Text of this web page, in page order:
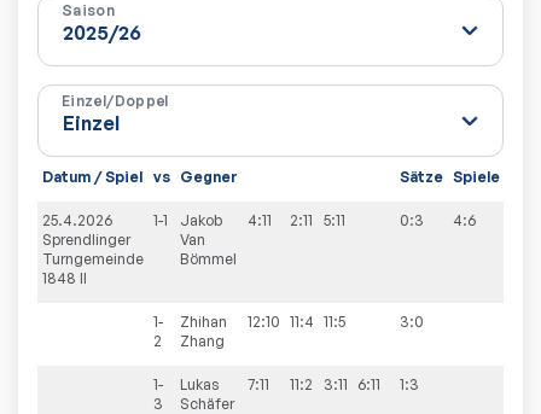
Saison
Einzel/Doppel
Datum / Spiel vs Gegner Sätze Spiele
25.4.2026
Sprendlinger
Turngemeinde
1848 II
1-1
Jakob
Van
Bömmel
4:11 2:11 5:11 0:3 4:6
1-
2
Zhihan
Zhang
12:10 11:4 11:5 3:0
1-
3
Lukas
Schäfer
7:11 11:2 3:11 6:11 1:3